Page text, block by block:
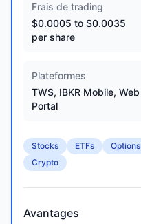
Frais de trading
$0.0005 to $0.0035
per share
Plateformes
TWS, IBKR Mobile, Web
Portal
Stocks ETFs Options
Crypto
Avantages